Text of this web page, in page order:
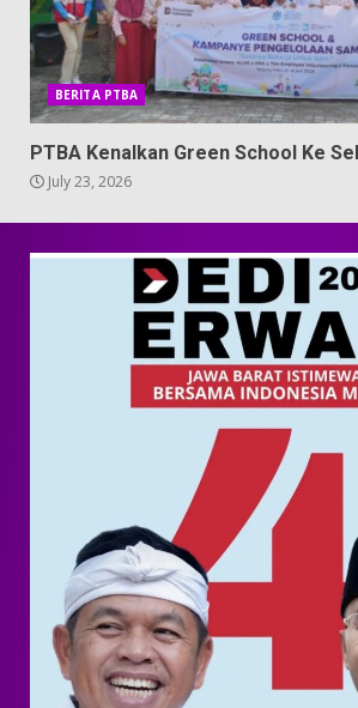
BERITA PTBA
PTBA Kenalkan Green School Ke
July 23, 2026